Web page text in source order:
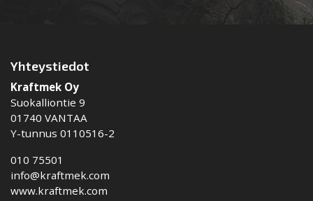
Yhteystiedot
Kraftmek Oy
Suokalliontie 9
01740 VANTAA
Y-tunnus 0110516-2
010 75501
info@kraftmek.com
www.kraftmek.com